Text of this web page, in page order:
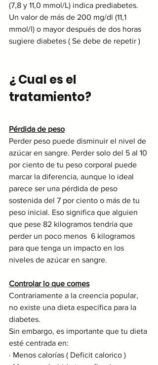
(7,8 y 11,0 mmol/L) indica prediabetes.
Un valor de más de 200 mg/dl (11,1
mmol/l) o mayor después de dos horas
sugiere diabetes ( Se debe de repetir )
¿ Cual es el
tratamiento?
Pérdida de peso
Perder peso puede disminuir el nivel de
azúcar en sangre. Perder solo del 5 al 10
por ciento de tu peso corporal puede
marcar la diferencia, aunque lo ideal
parece ser una pérdida de peso
sostenida del 7 por ciento o más de tu
peso inicial. Eso significa que alguien
que pese 82 kilogramos tendría que
perder un poco menos  6 kilogramos
para que tenga un impacto en los
niveles de azúcar en sangre.
Controlar lo que comes
Contrariamente a la creencia popular,
no existe una dieta específica para la
diabetes.
Sin embargo, es importante que tu dieta
esté centrada en:
· Menos calorías ( Deficit calorico )